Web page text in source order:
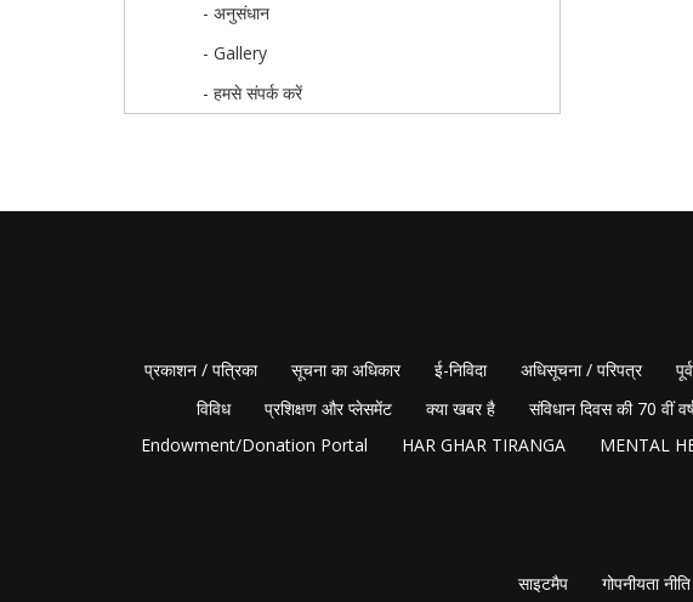
- अनुसंधान
- Gallery
- हमसे संपर्क करें
प्रकाशन / पत्रिका सूचना का अधिकार ई-निविदा अधिसूचना / परिपत्र
विविध
प्रशिक्षण और प्लेसमेंट क्या खबर है संविधान दिवस की 70 वीं
Endowment/Donation Portal
HAR GHAR TIRANGA MENTAL
साइटमैप गोपनीयता नीति